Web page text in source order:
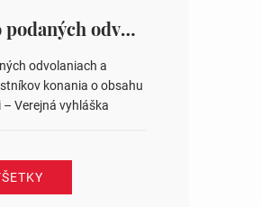
Oznámenie o podaných odvolaniach a upovedomenie účastníkov konania o obsahu podaných odvolani – Verejná vyhláška
odvolaniach a
konania o obsahu
Verejná vyhláška